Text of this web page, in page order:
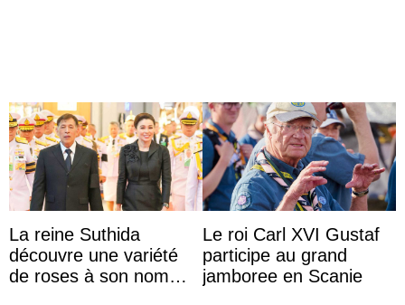
La reine Suthida
découvre une variété
de roses à son nom
Le roi Carl XVI Gustaf
participe au grand
jamboree en Scanie